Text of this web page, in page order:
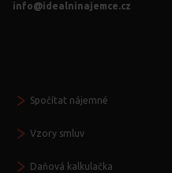
info@idealninajemce.cz
Spočítat nájemné
Vzory smluv
Daňová kalkulačka